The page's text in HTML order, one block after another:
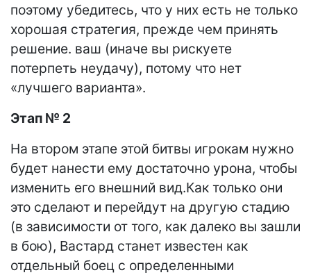
поэтому убедитесь, что у них есть не только
хорошая стратегия, прежде чем принять
решение. ваш (иначе вы рискуете
потерпеть неудачу), потому что нет
«лучшего варианта».
Этап № 2
На втором этапе этой битвы игрокам нужно
будет нанести ему достаточно урона, чтобы
изменить его внешний вид.Как только они
это сделают и перейдут на другую стадию
(в зависимости от того, как далеко вы зашли
в бою), Вастард станет известен как
отдельный боец ​​с определенными